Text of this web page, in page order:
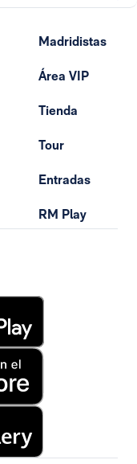
Madridistas
Área VIP
Tienda
Tour
Entradas
RM Play